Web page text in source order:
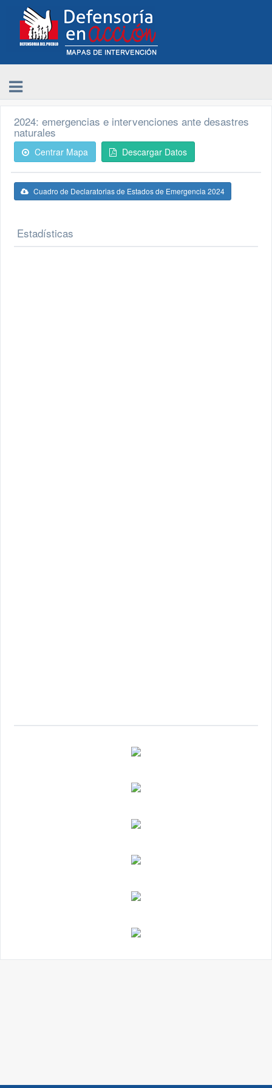
2024: emergencias e intervenciones ante desastres
naturales
Centrar Mapa Descargar Datos
Cuadro de Declaratorias de Estados de Emergencia 2024
Estadísticas